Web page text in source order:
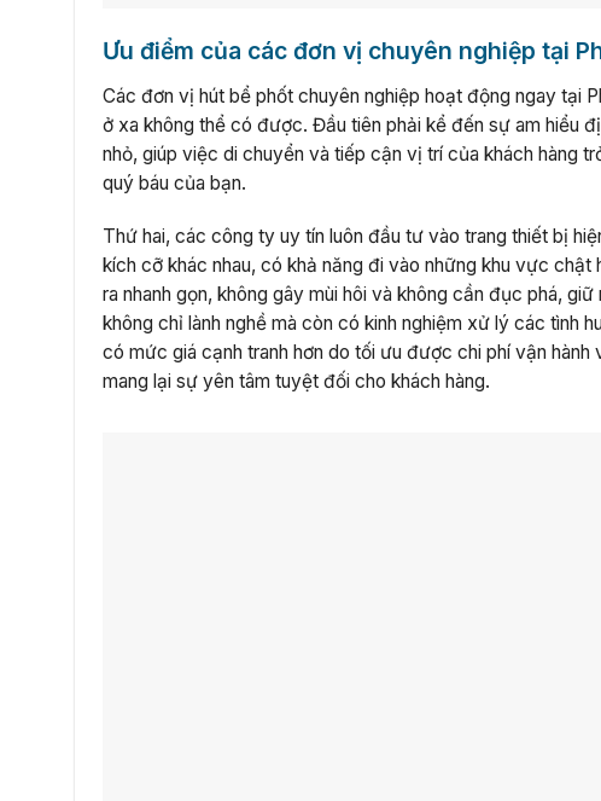
Ưu điểm của các đơn vị chuyên nghiệp tại
Các đơn vị hút bể phốt chuyên nghiệp hoạt động ngay tại
ở xa không thể có được. Đầu tiên phải kể đến sự am hiểu
nhỏ, giúp việc di chuyển và tiếp cận vị trí của khách hàng
quý báu của bạn.
Thứ hai, các công ty uy tín luôn đầu tư vào trang thiết bị
kích cỡ khác nhau, có khả năng đi vào những khu vực
ra nhanh gọn, không gây mùi hôi và không cần đục phá,
không chỉ lành nghề mà còn có kinh nghiệm xử lý các tình
có mức giá cạnh tranh hơn do tối ưu được chi phí vận
mang lại sự yên tâm tuyệt đối cho khách hàng.